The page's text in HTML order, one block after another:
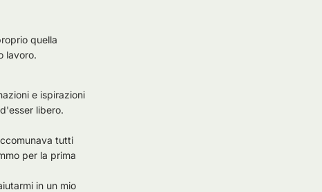
quella
lavoro.
e ispirazioni
libero.
tutti
per la prima
in un mio